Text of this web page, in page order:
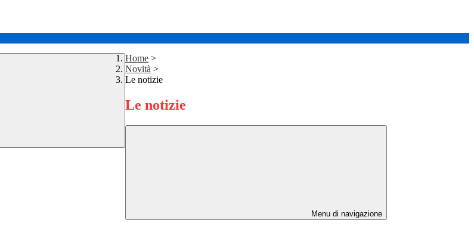
Home >
Novità >
Le notizie
Le notizie
Menu di navigazione